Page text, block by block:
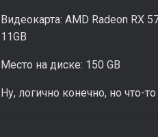
Видеокарта: AMD Radeon RX
11GB
Место на диске: 150 GB
Ну, логично конечно, но что-